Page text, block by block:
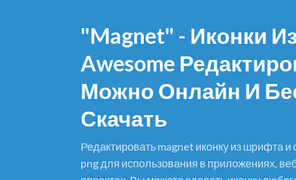
"magnet" - Иконки
Awesome
Можно Онлайн И
Скачать
редактировать magnet иконку из шрифта и скачать в формате
png для использования в приложениях,